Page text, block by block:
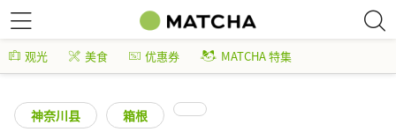
观光 美食 优惠券 MATCHA 特集
神奈川县 箱根